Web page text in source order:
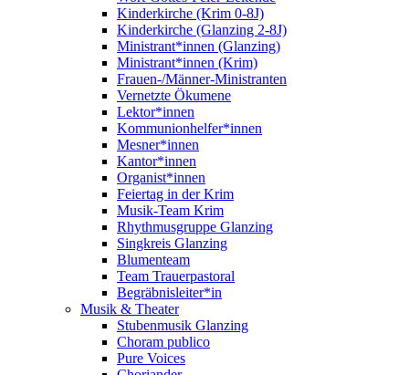
Kinderkirche (Krim 0-8J)
Kinderkirche (Glanzing 2-8J)
Ministrant*innen (Glanzing)
Ministrant*innen (Krim)
Frauen-/Männer-Ministranten
Vernetzte Ökumene
Lektor*innen
Kommunionhelfer*innen
Mesner*innen
Kantor*innen
Organist*innen
Feiertag in der Krim
Musik-Team Krim
Rhythmusgruppe Glanzing
Singkreis Glanzing
Blumenteam
Team Trauerpastoral
Begräbnisleiter*in
Musik & Theater
Stubenmusik Glanzing
Choram publico
Pure Voices